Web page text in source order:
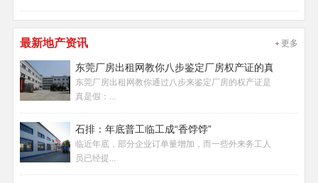
最新地产资讯 更多
东莞厂房出租网教你八步鉴定厂房权产证的真假
东莞厂房出租网教你通过八步来鉴定厂房的权产证是
真是假：...
石排：年底普工临工成“香饽饽”
临近年底，部分企业订单量增加，而一些外来务工人
员已经提...